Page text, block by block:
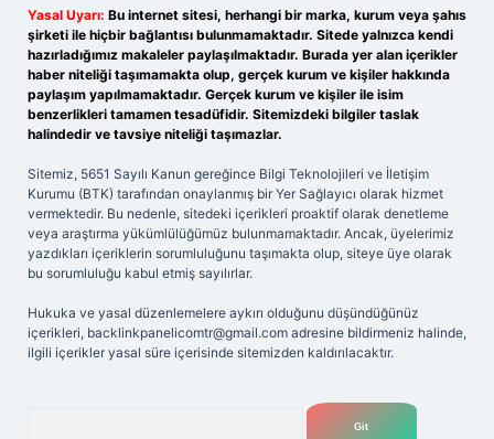
Yasal Uyarı: Bu internet sitesi, herhangi bir marka, kurum veya şahıs
şirketi ile hiçbir bağlantısı bulunmamaktadır. Sitede yalnızca kendi
hazırladığımız makaleler paylaşılmaktadır. Burada yer alan içerikler
haber niteliği taşımamakta olup, gerçek kurum ve kişiler hakkında
paylaşım yapılmamaktadır. Gerçek kurum ve kişiler ile isim
benzerlikleri tamamen tesadüfidir. Sitemizdeki bilgiler taslak
halindedir ve tavsiye niteliği taşımazlar.
Sitemiz, 5651 Sayılı Kanun gereğince Bilgi Teknolojileri ve İletişim
Kurumu (BTK) tarafından onaylanmış bir Yer Sağlayıcı olarak hizmet
vermektedir. Bu nedenle, sitedeki içerikleri proaktif olarak denetleme
veya araştırma yükümlülüğümüz bulunmamaktadır. Ancak, üyelerimiz
yazdıkları içeriklerin sorumluluğunu taşımakta olup, siteye üye olarak
bu sorumluluğu kabul etmiş sayılırlar.
Hukuka ve yasal düzenlemelere aykırı olduğunu düşündüğünüz
içerikleri, backlinkpanelicomtr@gmail.com adresine bildirmeniz halinde,
ilgili içerikler yasal süre içerisinde sitemizden kaldırılacaktır.